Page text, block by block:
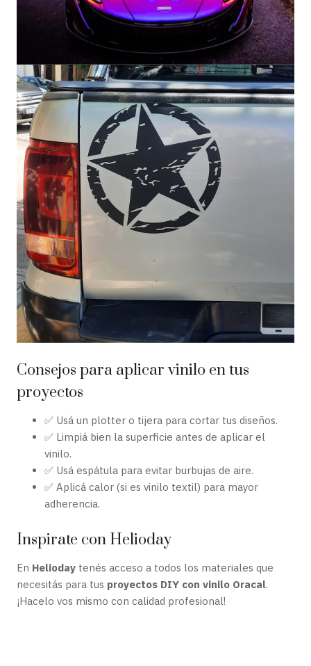
Consejos para aplicar vinilo en tus
proyectos
✅ Usá un plotter o tijera para cortar tus diseños.
✅ Limpiá bien la superficie antes de aplicar el
vinilo.
✅ Usá espátula para evitar burbujas de aire.
✅ Aplicá calor (si es vinilo textil) para mayor
adherencia.
Inspirate con Helioday
En Helioday tenés acceso a todos los materiales que
necesitás para tus proyectos DIY con vinilo Oracal.
¡Hacelo vos mismo con calidad profesional!